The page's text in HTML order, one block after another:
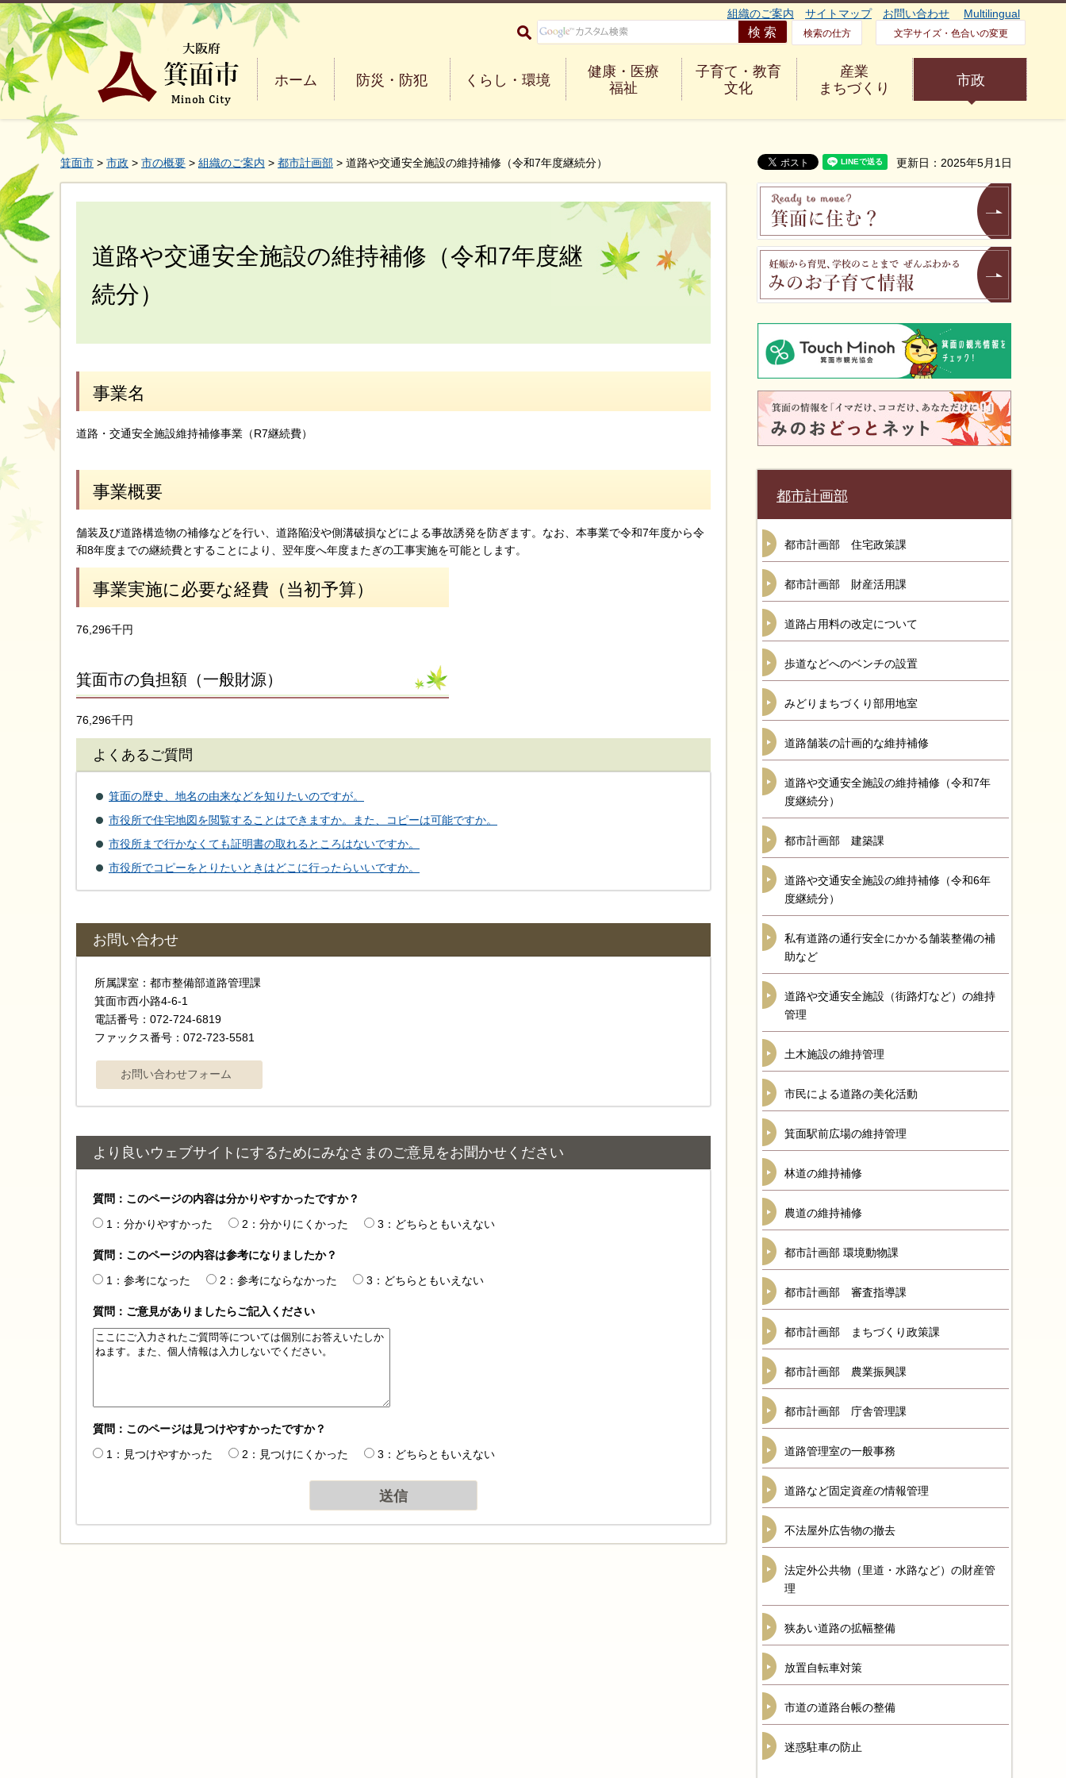
大阪府箕面市 Minoh City
組織のご案内 サイトマップ お問い合わせ Multilingual
検索の仕方 文字サイズ・色合いの変更
ホーム 防災・防犯 くらし・環境
健康・医療
福祉
子育て・教育
文化
産業
まちづくり
市政
箕面市 > 市政 > 市の概要 > 組織のご案内 > 都市計画部 > 道路や交通安全施設の維持補修（令和7年度継続分） 更新日：2025年5月1日
道路や交通安全施設の維持補修（令和7年度継
続分）
事業名
道路・交通安全施設維持補修事業（R7継続費）
事業概要
舗装及び道路構造物の補修などを行い、道路陥没や側溝破損などによる事故誘発を防ぎます。なお、本事業で令和7年度から令
和8年度までの継続費とすることにより、翌年度へ年度またぎの工事実施を可能とします。
事業実施に必要な経費（当初予算）
76,296千円
箕面市の負担額（一般財源）
76,296千円
よくあるご質問
箕面の歴史、地名の由来などを知りたいのですが。
市役所で住宅地図を閲覧することはできますか。また、コピーは可能ですか。
市役所まで行かなくても証明書の取れるところはないですか。
市役所でコピーをとりたいときはどこに行ったらいいですか。
お問い合わせ
所属課室：都市整備部道路管理課
箕面市西小路4-6-1
電話番号：072-724-6819
ファックス番号：072-723-5581
より良いウェブサイトにするためにみなさまのご意見をお聞かせください
質問：このページの内容は分かりやすかったですか？
1：分かりやすかった
2：分かりにくかった 3：どちらともいえない
質問：このページの内容は参考になりましたか？
1：参考になった
2：参考にならなかった 3：どちらともいえない
質問：ご意見がありましたらご記入ください
質問：このページは見つけやすかったですか？
1：見つけやすかった
2：見つけにくかった 3：どちらともいえない
都市計画部
都市計画部 住宅政策課
都市計画部 財産活用課
道路占用料の改定について
歩道などへのベンチの設置
みどりまちづくり部用地室
道路舗装の計画的な維持補修
道路や交通安全施設の維持補修（令和7年
度継続分）
都市計画部 建築課
道路や交通安全施設の維持補修（令和6年
度継続分）
私有道路の通行安全にかかる舗装整備の補
助など
道路や交通安全施設（街路灯など）の維持
管理
土木施設の維持管理
市民による道路の美化活動
箕面駅前広場の維持管理
林道の維持補修
農道の維持補修
都市計画部 環境動物課
都市計画部 審査指導課
都市計画部 まちづくり政策課
都市計画部 農業振興課
都市計画部 庁舎管理課
道路管理室の一般事務
道路など固定資産の情報管理
不法屋外広告物の撤去
法定外公共物（里道・水路など）の財産管
理
狭あい道路の拡幅整備
放置自転車対策
市道の道路台帳の整備
迷惑駐車の防止